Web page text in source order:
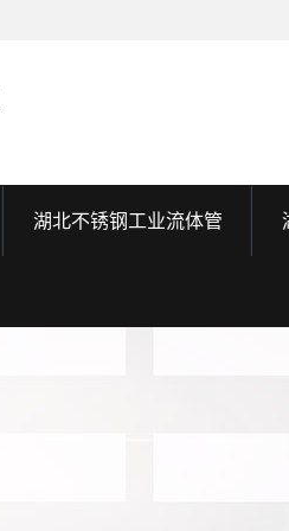
湖北不锈钢工业流体管